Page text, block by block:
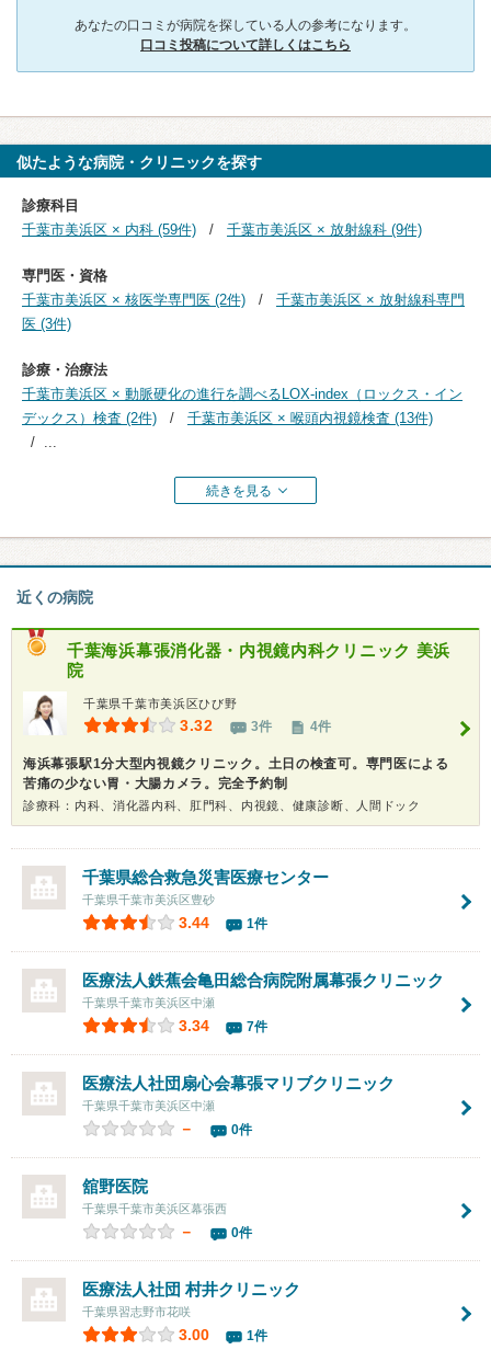
あなたの口コミが病院を探している人の参考になります。
口コミ投稿について詳しくはこちら
似たような病院・クリニックを探す
診療科目
千葉市美浜区 × 内科 (59件)
千葉市美浜区 × 放射線科 (9件)
専門医・資格
千葉市美浜区 × 核医学専門医 (2件)
千葉市美浜区 × 放射線科専門
医 (3件)
診療・治療法
千葉市美浜区 × 動脈硬化の進行を調べるLOX-index（ロックス・イン
デックス）検査 (2件)
千葉市美浜区 × 喉頭内視鏡検査 (13件)
...
続きを見る
近くの病院
千葉海浜幕張消化器・内視鏡内科クリニック 美浜
院
千葉県千葉市美浜区ひび野
3.32 3件 4件
海浜幕張駅1分大型内視鏡クリニック。土日の検査可。専門医による
苦痛の少ない胃・大腸カメラ。完全予約制
診療科：内科、消化器内科、肛門科、内視鏡、健康診断、人間ドック
千葉県総合救急災害医療センター
千葉県千葉市美浜区豊砂
3.44 1件
医療法人鉄蕉会亀田総合病院附属幕張クリニック
千葉県千葉市美浜区中瀬
3.34 7件
医療法人社団扇心会幕張マリブクリニック
千葉県千葉市美浜区中瀬
－ 0件
舘野医院
千葉県千葉市美浜区幕張西
－ 0件
医療法人社団村井クリニック
千葉県習志野市花咲
3.00 1件